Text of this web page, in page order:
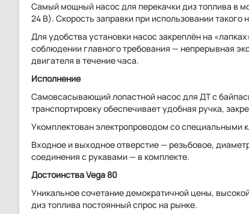
Самый мощный насос для перекачки диз топлива в
24 В). Скорость заправки при использовании такого
Для удобства установки насос закреплён на
соблюдении главного требования — непрерывная
двигателя в течение часа.
Исполнение
Самовсасывающий лопастной насос для ДТ с
транспортировку обеспечивает удобная ручка,
Укомплектован электропроводом со специальными
Входное и выходное отверстие — резьбовое,
соединения с рукавами — в комплекте.
Достоинства Vega 80
Уникальное сочетание демократичной цены,
диз топлива постоянный спрос на рынке.